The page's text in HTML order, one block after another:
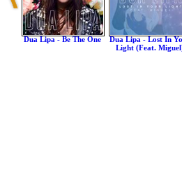
Dua Lipa - Be The One
Dua Lipa - Lost In
Light (feat.